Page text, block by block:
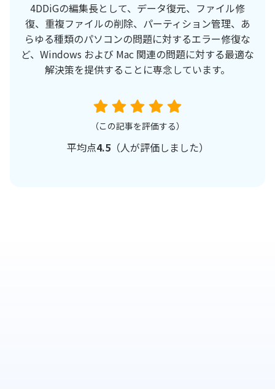
4DDiGの編集長として、データ復元、ファイル修
復、重複ファイルの削除、パーティション管理、あ
らゆる種類のパソコンの問題に対するエラー修復な
ど、Windows および Mac 関連の問題に対する最適な
解決策を提供することに専念しています。
（この記事を評価する）
平均点4.5（人が評価しました）